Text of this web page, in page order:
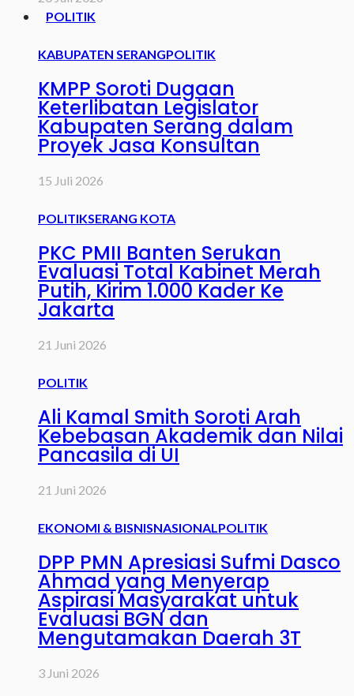
POLITIK
KABUPATEN SERANGPOLITIK
KMPP Soroti Dugaan
Keterlibatan Legislator
Kabupaten Serang dalam
Proyek Jasa Konsultan
15 Juli 2026
POLITIKSERANG KOTA
PKC PMII Banten Serukan
Evaluasi Total Kabinet Merah
Putih, Kirim 1.000 Kader Ke
Jakarta
21 Juni 2026
POLITIK
Ali Kamal Smith Soroti Arah
Kebebasan Akademik dan Nilai
Pancasila di UI
21 Juni 2026
EKONOMI & BISNISNASIONAL POLITIK
DPP PMN Apresiasi Sufmi Dasco
Ahmad yang Menyerap
Aspirasi Masyarakat untuk
Evaluasi BGN dan
Mengutamakan Daerah 3T
3 Juni 2026